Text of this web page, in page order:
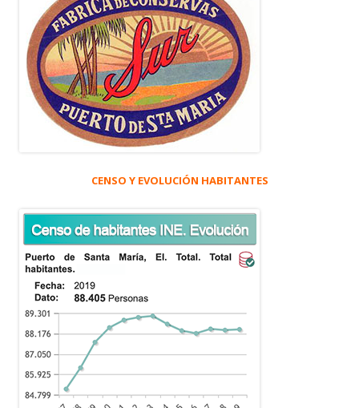
CENSO Y EVOLUCIÓN HABITANTES